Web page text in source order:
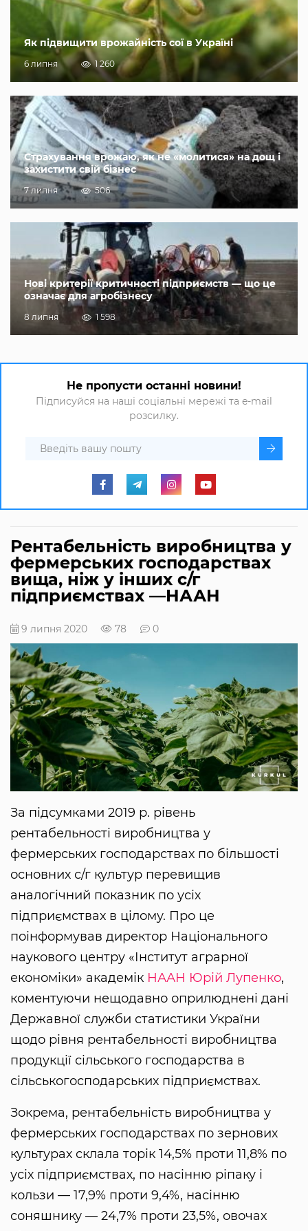
Як підвищити врожайність сої в Україні
6 липня 1 260
Страхування врожаю, як не «молитися» на дощ і
захистити свій бізнес
7 липня 506
Нові критерії критичності підприємств — що це
означає для агробізнесу
8 липня 1 598
Не пропусти останні новини!
Підписуйся на наші соціальні мережі та e-mail
розсилку.
Рентабельність виробництва у
фермерських господарствах
вища, ніж у інших с/г
підприємствах —НААН
9 липня 2020 78 0
За підсумками 2019 р. рівень
рентабельності виробництва у
фермерських господарствах по більшості
основних с/г культур перевищив
аналогічний показник по усіх
підприємствах в цілому. Про це
поінформував директор Національного
наукового центру «Інститут аграрної
економіки» академік НААН Юрій Лупенко,
коментуючи нещодавно оприлюднені дані
Державної служби статистики України
щодо рівня рентабельності виробництва
продукції сільського господарства в
сільськогосподарських підприємствах.
Зокрема, рентабельність виробництва у
фермерських господарствах по зернових
культурах склала торік 14,5% проти 11,8% по
усіх підприємствах, по насінню ріпаку і
кользи — 17,9% проти 9,4%, насінню
соняшнику — 24,7% проти 23,5%, овочах